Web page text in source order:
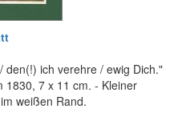
den(!) ich verehre / ewig Dich."
1830, 7 x 11 cm. - Kleiner
weißen Rand.